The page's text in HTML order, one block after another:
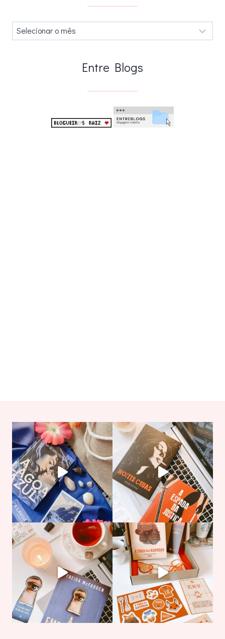
Arquivos
Entre Blogs